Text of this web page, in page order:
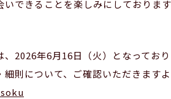
いできることを楽しみにしておりま
2026年6月16日（火）となっており
則について、ご確認いただきますよ